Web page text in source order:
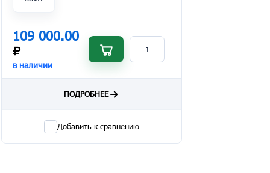
109 000.00
в наличии
ПОДРОБНЕЕ
Добавить к сравнению